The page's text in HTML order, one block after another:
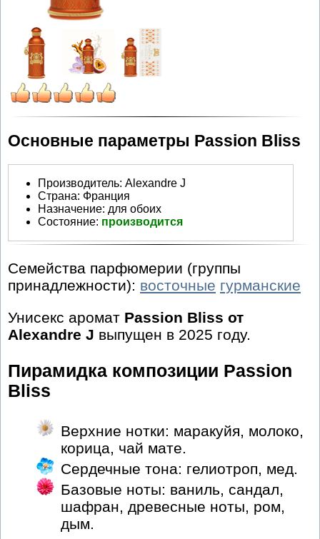
Основные параметры Passion Bliss
Производитель: Alexandre J
Страна: Франция
Назначение: для обоих
Состояние: производится
Семейства парфюмерии (группы
принадлежности): восточные гурманские
Унисекс аромат Passion Bliss от
Alexandre J выпущен в 2025 году.
Пирамидка композиции Passion
Bliss
Верхние нотки: маракуйя, молоко,
корица, чай мате.
Сердечные тона: гелиотроп, мед.
Базовые ноты: ваниль, сандал,
шафран, древесные ноты, ром,
дым.